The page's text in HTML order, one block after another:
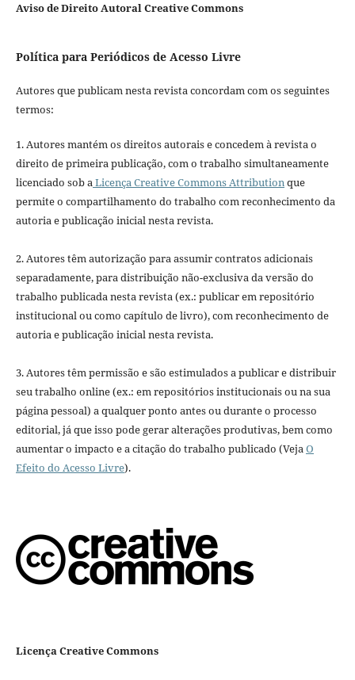
Aviso de Direito Autoral Creative Commons
Política para Periódicos de Acesso Livre
Autores que publicam nesta revista concordam com os seguintes
termos:
1. Autores mantém os direitos autorais e concedem à revista o
direito de primeira publicação, com o trabalho simultaneamente
licenciado sob aLicença Creative Commons Attributionque
permite o compartilhamento do trabalho com reconhecimento da
autoria e publicação inicial nesta revista.
2. Autores têm autorização para assumir contratos adicionais
separadamente, para distribuição não-exclusiva da versão do
trabalho publicada nesta revista (ex.: publicar em repositório
institucional ou como capítulo de livro), com reconhecimento de
autoria e publicação inicial nesta revista.
3. Autores têm permissão e são estimulados a publicar e distribuir
seu trabalho online (ex.: em repositórios institucionais ou na sua
página pessoal) a qualquer ponto antes ou durante o processo
editorial, já que isso pode gerar alterações produtivas, bem como
aumentar o impacto e a citação do trabalho publicado (VejaO
Efeito do Acesso Livre).
Licença Creative Commons